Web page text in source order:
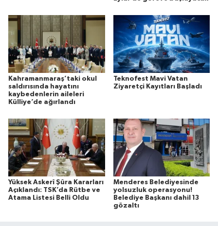
Kahramanmaraş’taki okul
saldırısında hayatını
kaybedenlerin aileleri
Külliye’de ağırlandı
Teknofest Mavi Vatan
Ziyaretçi Kayıtları Başladı
Yüksek Askerî Şûra Kararları
Açıklandı: TSK’da Rütbe ve
Atama Listesi Belli Oldu
Menderes Belediyesinde
yolsuzluk operasyonu!
Belediye Başkanı dahil 13
gözaltı